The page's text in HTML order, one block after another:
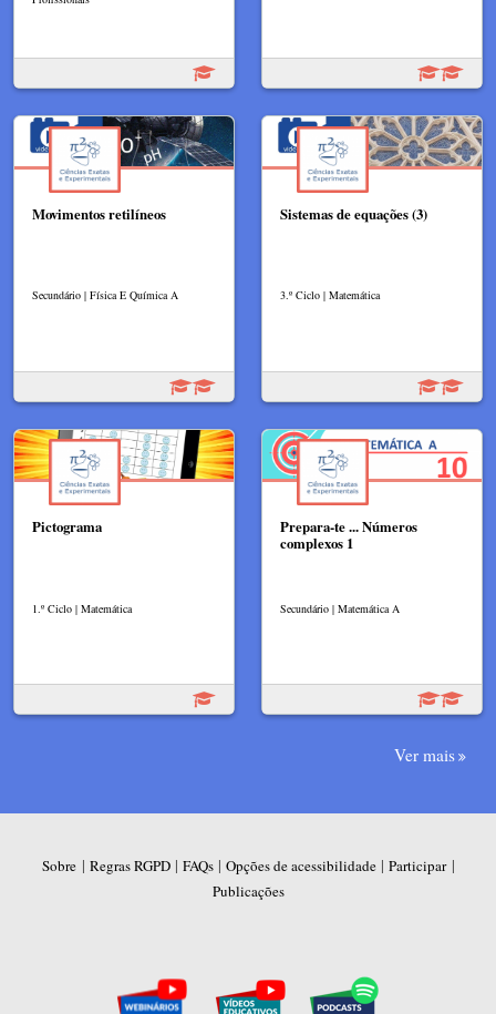
Movimentos retilíneos
Secundário | Física E Química A
Sistemas de equações (3)
3.º Ciclo | Matemática
Pictograma
1.º Ciclo | Matemática
Prepara-te ... Números
complexos 1
Secundário | Matemática A
Ver mais
Sobre | Regras RGPD| FAQs| Opções de acessibilidade| Participar|
Publicações